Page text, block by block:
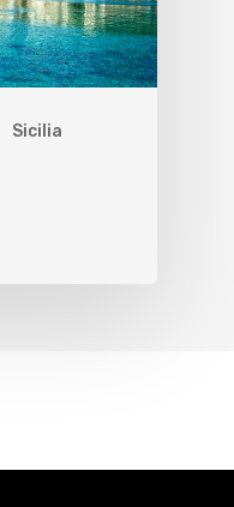
Sicilia